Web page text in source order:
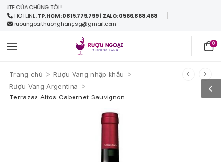
CỦA CHÚNG TÔI !
HOTLINE:TP.HCM: 0815.779.799| ZALO: 0566.868.468
ruoungoaithuonghangsg@gmail.com
0
Trang chủ > Rượu Vang nhập khẩu >
Rượu Vang Argentina >
Terrazas Altos Cabernet Sauvignon